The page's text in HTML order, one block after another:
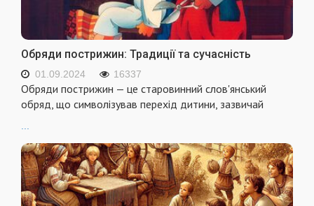
Обряди пострижин: Традиції та сучасність
01.09.2024 16337
Обряди пострижин — це старовинний слов'янський
обряд, що символізував перехід дитини, зазвичай
...